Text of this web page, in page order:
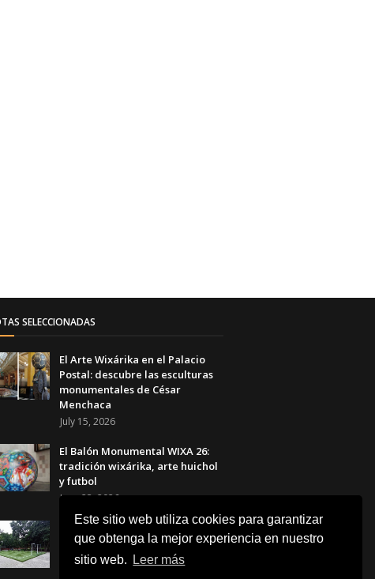
Este sitio web utiliza cookies para garantizar
que obtenga la mejor experiencia en nuestro
sitio web.
Leer más
SELECCIONADAS
El Arte Wixárika en el Palacio
Postal: descubre las esculturas
monumentales de César
Menchaca
July 15, 2026
El Balón Monumental WIXA 26:
tradición wixárika, arte huichol
y futbol
June 23, 2026
Canchas Desiguales en el Museo
Tamayo: el arte que transforma
el futbol en una reflexión social